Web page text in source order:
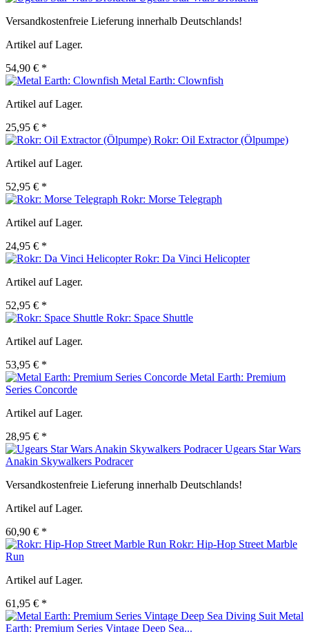
Versandkostenfreie Lieferung innerhalb Deutschlands!
Artikel auf Lager.
54,90 € *
Metal Earth: Clownfish
Artikel auf Lager.
25,95 € *
Rokr: Oil Extractor (Ölpumpe)
Artikel auf Lager.
52,95 € *
Rokr: Morse Telegraph
Artikel auf Lager.
24,95 € *
Rokr: Da Vinci Helicopter
Artikel auf Lager.
52,95 € *
Rokr: Space Shuttle
Artikel auf Lager.
53,95 € *
Metal Earth: Premium
Series Concorde
Artikel auf Lager.
28,95 € *
Ugears Star Wars
Anakin Skywalkers Podracer
Versandkostenfreie Lieferung innerhalb Deutschlands!
Artikel auf Lager.
60,90 € *
Rokr: Hip-Hop Street Marble
Run
Artikel auf Lager.
61,95 € *
Metal
Earth: Premium Series Vintage Deep Sea...